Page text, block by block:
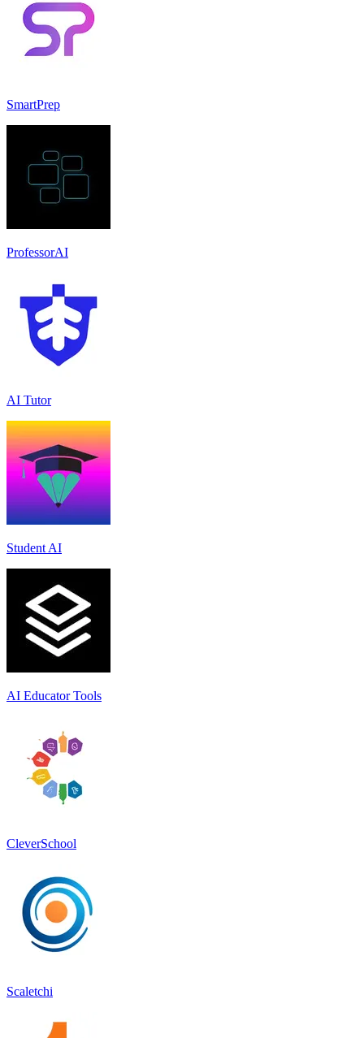
SmartPrep
ProfessorAI
AI Tutor
Student AI
AI Educator Tools
CleverSchool
Scaletchi